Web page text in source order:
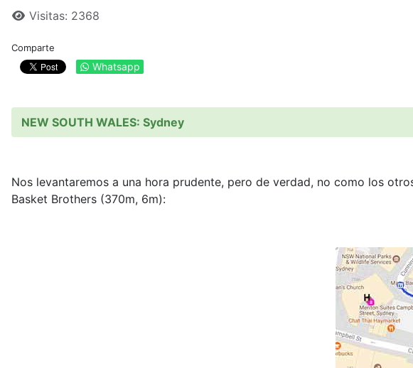
Visitas: 2368
Comparte
Whatsapp
NEW SOUTH WALES: Sydney
Nos levantaremos a una hora prudente, pero de verdad, no como los
Basket Brothers (370m, 6m):